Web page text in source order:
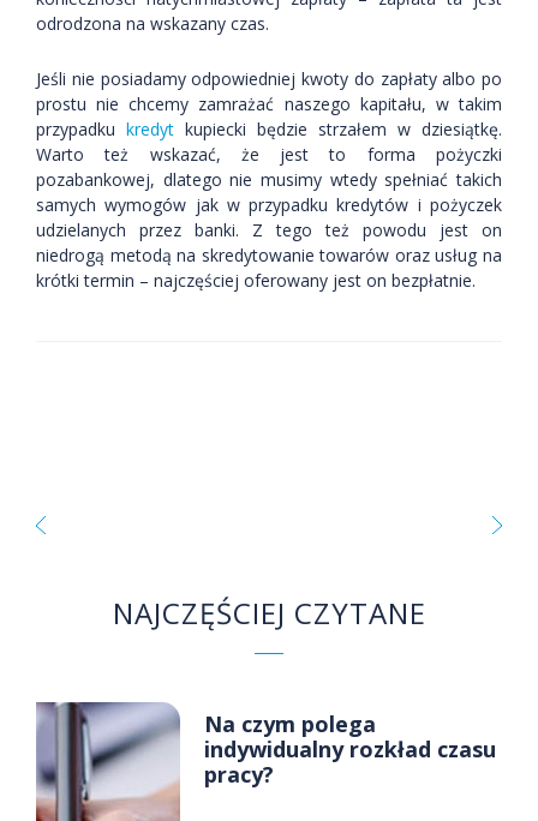
odrodzona na wskazany czas.
Jeśli nie posiadamy odpowiedniej kwoty do zapłaty albo po
prostu nie chcemy zamrażać naszego kapitału, w takim
przypadku kredyt kupiecki będzie strzałem w dziesiątkę.
Warto też wskazać, że jest to forma pożyczki
pozabankowej, dlatego nie musimy wtedy spełniać takich
samych wymogów jak w przypadku kredytów i pożyczek
udzielanych przez banki. Z tego też powodu jest on
niedrogą metodą na skredytowanie towarów oraz usług na
krótki termin – najczęściej oferowany jest on bezpłatnie.
NAJCZĘŚCIEJ CZYTANE
Na czym polega
indywidualny rozkład czasu
pracy?